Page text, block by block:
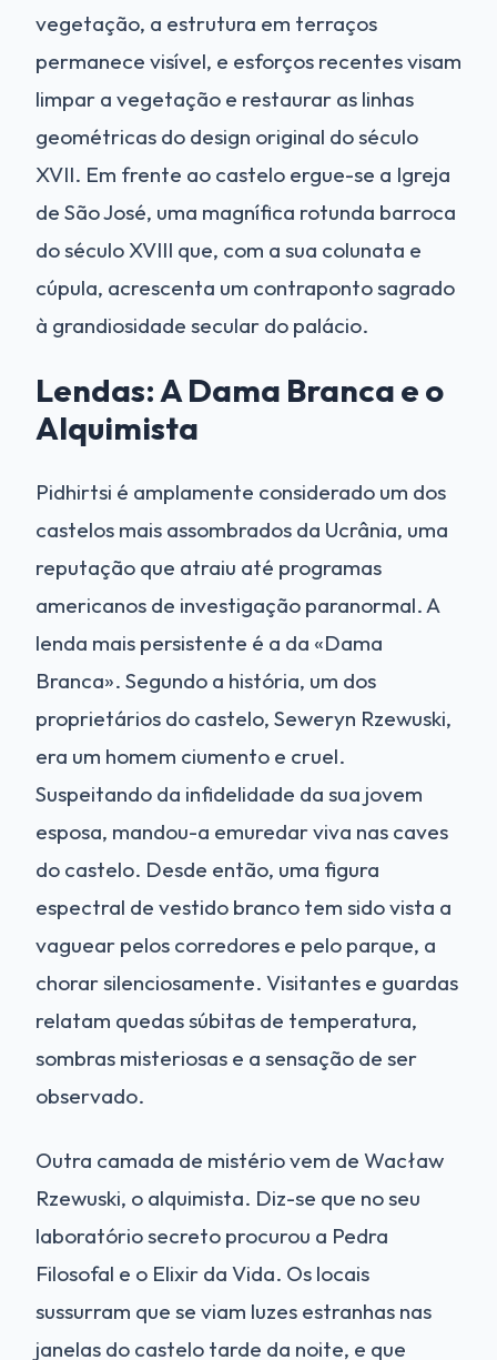
vegetação, a estrutura em terraços
permanece visível, e esforços recentes visam
limpar a vegetação e restaurar as linhas
geométricas do design original do século
XVII. Em frente ao castelo ergue-se a Igreja
de São José, uma magnífica rotunda barroca
do século XVIII que, com a sua colunata e
cúpula, acrescenta um contraponto sagrado
à grandiosidade secular do palácio.
Lendas: A Dama Branca e o
Alquimista
Pidhirtsi é amplamente considerado um dos
castelos mais assombrados da Ucrânia, uma
reputação que atraiu até programas
americanos de investigação paranormal. A
lenda mais persistente é a da «Dama
Branca». Segundo a história, um dos
proprietários do castelo, Seweryn Rzewuski,
era um homem ciumento e cruel.
Suspeitando da infidelidade da sua jovem
esposa, mandou-a emuredar viva nas caves
do castelo. Desde então, uma figura
espectral de vestido branco tem sido vista a
vaguear pelos corredores e pelo parque, a
chorar silenciosamente. Visitantes e guardas
relatam quedas súbitas de temperatura,
sombras misteriosas e a sensação de ser
observado.
Outra camada de mistério vem de Wacław
Rzewuski, o alquimista. Diz-se que no seu
laboratório secreto procurou a Pedra
Filosofal e o Elixir da Vida. Os locais
sussurram que se viam luzes estranhas nas
janelas do castelo tarde da noite, e que